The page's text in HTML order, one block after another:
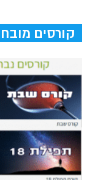
קורסים